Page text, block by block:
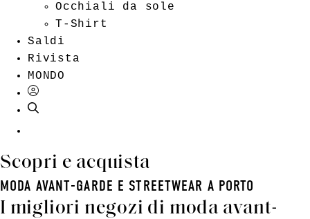
Occhiali da sole
T-Shirt
Saldi
Rivista
MONDO
Scopri e acquista
MODA AVANT-GARDE E STREETWEAR A PORTO
I migliori negozi di moda avant-